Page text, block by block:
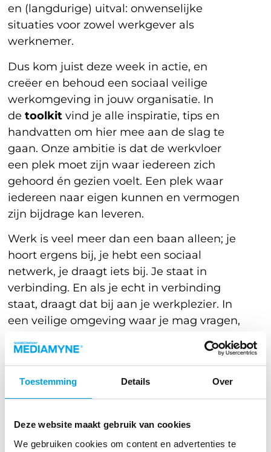
Toestemming Details Over
Deze website maakt gebruik van cookies
We gebruiken cookies om content en advertenties te
en (langdurige) uitval: onwenselijke
situaties voor zowel werkgever als
werknemer.
Dus kom juist deze week in actie, en
creëer en behoud een sociaal veilige
werkomgeving in jouw organisatie. In
detoolkit vind je alle inspiratie, tips en
handvatten om hier mee aan de slag te
gaan. Onze ambitie is dat de werkvloer
een plek moet zijn waar iedereen zich
gehoord én gezien voelt. Een plek waar
iedereen naar eigen kunnen en vermogen
zijn bijdrage kan leveren.
Werk is veel meer dan een baan alleen; je
hoort ergens bij, je hebt een sociaal
netwerk, je draagt iets bij. Je staat in
verbinding. En als je echt in verbinding
staat, draagt dat bij aan je werkplezier. In
een veilige omgeving waar je mag vragen,
leren van elkaar.
Een sociaal veilige omgeving is een
voorwaarde om (ver)binding te creëren. Zo
Veiligheid in een bedrijf organiseren is één
ding. Ervoor zorgen dat werknemers zich